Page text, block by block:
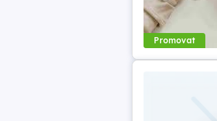
Promovat